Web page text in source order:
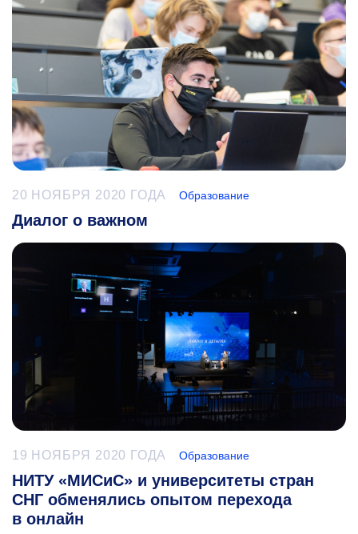
20 НОЯБРЯ 2020 ГОДА Образование
Диалог о важном
19 НОЯБРЯ 2020 ГОДА Образование
НИТУ «МИСиС» и университеты стран
СНГ обменялись опытом перехода
в онлайн